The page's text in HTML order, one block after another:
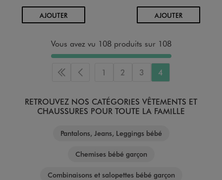
AJOUTERAU PANIER AJOUTERAU PANIER
Vous avez vu 108 produits sur 108
Première page
Page précédente
1 2 3 4
RETROUVEZ NOS CATÉGORIES VÊTEMENTS ET
CHAUSSURES POUR TOUTE LA FAMILLE
Pantalons, Jeans, Leggings bébé
Chemises bébé garçon
Combinaisons et salopettes bébé garçon